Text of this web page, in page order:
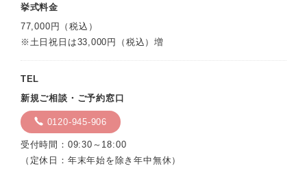
挙式料金
77,000円（税込）
※土日祝日は33,000円（税込）増
TEL
新規ご相談・ご予約窓口
0120-945-906
受付時間：09:30～18:00
（定休日：年末年始を除き年中無休）